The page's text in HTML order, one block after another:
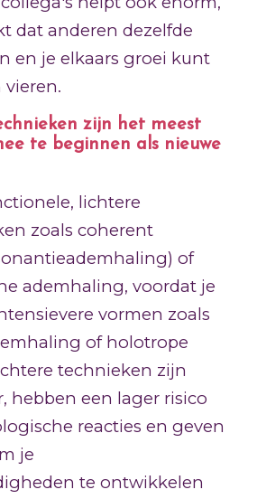
dat anderen dezelfde
en je elkaars groei kunt
vieren.
zijn het meest
te beginnen als nieuwe
lichtere
zoals coherent
of
ademhaling, voordat je
vormen zoals
of holotrope
technieken zijn
hebben een lager risico
reacties en geven
je
te ontwikkelen